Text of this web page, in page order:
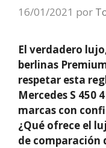
16/01/2021 por
El verdadero
berlinas
respetar esta
Mercedes S 450
marcas con
¿Qué ofrece el
de comparación